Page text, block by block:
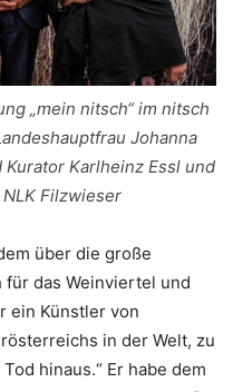
„mein nitsch“ im nitsch
Johanna
Karlheinz Essl und
Filzwieser
über die große
für das Weinviertel und
ein Künstler von
in der Welt, zu
hinaus.“ Er habe dem